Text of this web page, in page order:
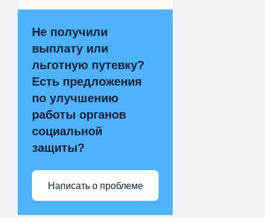
Не получили
выплату или
льготную путевку?
Есть предложения
по улучшению
работы органов
социальной
защиты?
Написать о проблеме